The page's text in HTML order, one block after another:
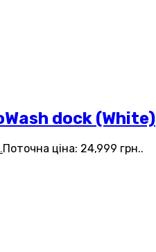
dock (White)
Поточна ціна: 24,999 грн..